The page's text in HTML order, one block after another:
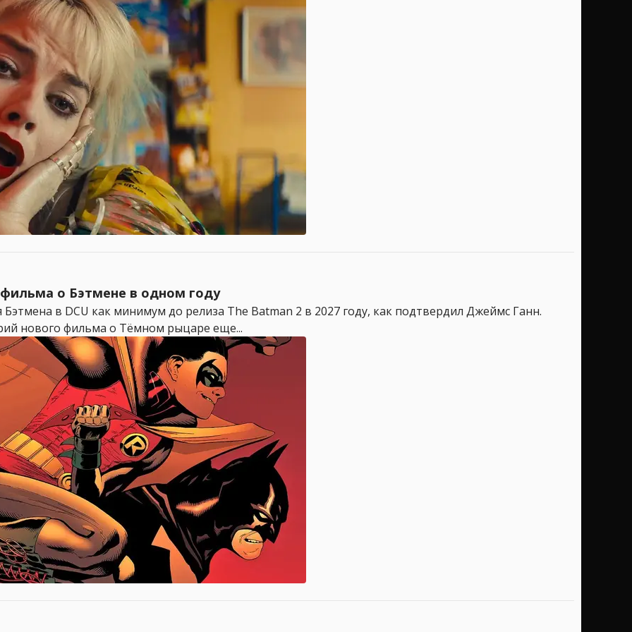
о Бэтмене в одном году
в DCU как минимум до релиза The Batman 2 в 2027 году, как подтвердил Джеймс Ганн.
нового фильма о Тёмном рыцаре еще...